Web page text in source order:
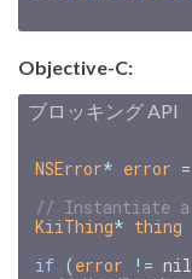
Objective-C:
ブロッキング API
NSError* error =
KiiThing* thing
if (error != nil